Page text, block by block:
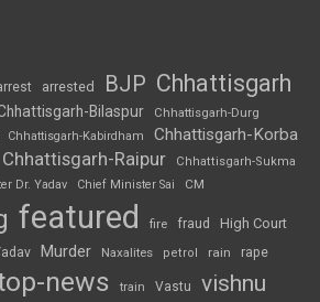
arrested BJP Chhattisgarh
Bilaspur Chhattisgarh-Durg
Chhattisgarh-Kabirdham Chhattisgarh-Korba
Chhattisgarh-Raipur
Chhattisgarh-Sukma
Dr. Yadav Chief Minister Sai CM
featured fire fraud High Court
Murder Naxalites petrol rain rape
news train Vastu vishnu